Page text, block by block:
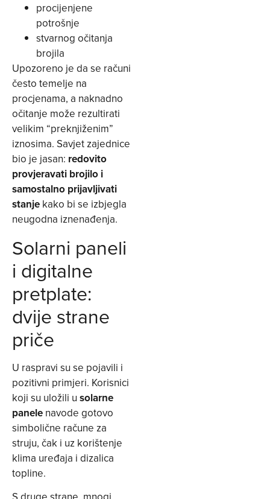
procijenjene
potrošnje
stvarnog očitanja
brojila
Upozoreno je da se računi
često temelje na
procjenama, a naknadno
očitanje može rezultirati
velikim “preknjiženim”
iznosima. Savjet zajednice
bio je jasan: redovito
provjeravati brojilo i
samostalno prijavljivati
stanje kako bi se izbjegla
neugodna iznenađenja.
Solarni paneli
i digitalne
pretplate:
dvije strane
priče
U raspravi su se pojavili i
pozitivni primjeri. Korisnici
koji su uložili u solarne
panele navode gotovo
simbolične račune za
struju, čak i uz korištenje
klima uređaja i dizalica
topline.